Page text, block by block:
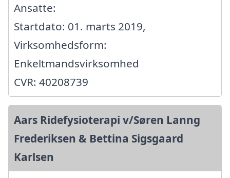
Ansatte:
Startdato: 01. marts 2019,
Virksomhedsform:
Enkeltmandsvirksomhed
CVR: 40208739
Aars Ridefysioterapi v/Søren Lanng
Frederiksen & Bettina Sigsgaard
Karlsen